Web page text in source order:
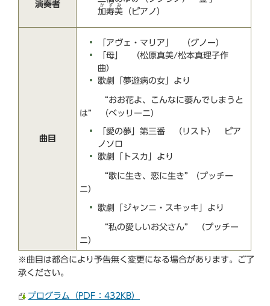
演奏者
加寿美
かずみ
（ピアノ）
曲目
「アヴェ・マリア」 （グノー）
「母」 （松原真美/松本真理子作
曲）
歌劇「夢遊病の女」より
“おお花よ、こんなに萎んでしまうと
は” （ベッリーニ）
「愛の夢」第三番 （リスト） ピア
ノソロ
歌劇「トスカ」より
“歌に生き、恋に生き” （プッチー
ニ）
歌劇「ジャンニ・スキッキ」より
“私の愛しいお父さん” （プッチー
ニ）
※曲目は都合により予告無く変更になる場合があります。ご了
承ください。
プログラム（PDF：432KB）